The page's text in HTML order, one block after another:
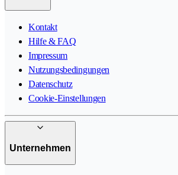
Kontakt
Hilfe & FAQ
Impressum
Nutzungsbedingungen
Datenschutz
Cookie-Einstellungen
Unternehmen